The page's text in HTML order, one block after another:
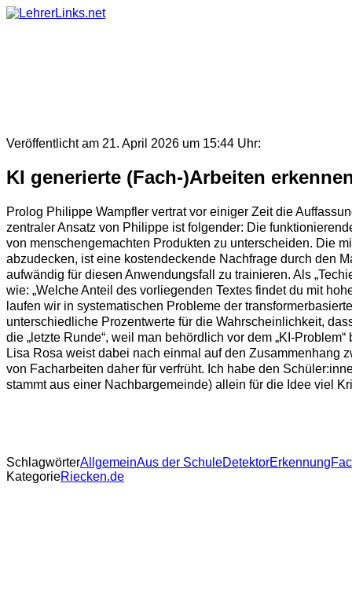
Skip
Veröffentlicht am 21. April 2026 um 15:44 Uhr:
KI generierte (Fach-)Arbeiten
Prolog Philippe Wampfler vertrat vor einiger Zeit die
zentraler Ansatz von Philippe ist folgender: Die
von menschengemachten Produkten zu unterscheiden. Die
abzudecken, ist eine kostendeckende Nachfrage durch den
aufwändig für diesen Anwendungsfall zu trainieren. Als
wie: „Welche Anteil des vorliegenden Textes findet du mit
laufen wir in systematischen Probleme der
unterschiedliche Prozentwerte für die Wahrscheinlichkeit,
die „letzte Runde“, weil man behördlich vor dem „KI-
Lisa Rosa weist dabei nach einmal auf den Zusammenhang
von Facharbeiten daher für verfrüht. Ich habe den
stammt aus einer Nachbargemeinde) allein für die Idee viel
SchlagwörterAllgemeinAus der SchuleDetektorErkennung
KategorieRiecken.de